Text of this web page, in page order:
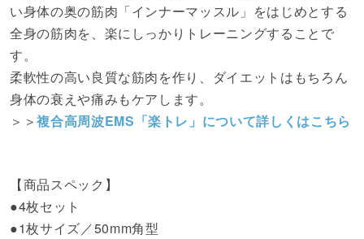
い身体の奥の筋肉「インナーマッスル」をはじめとする
全身の筋肉を、楽にしっかりトレーニングすることで
す。
柔軟性の高い良質な筋肉を作り、ダイエットはもちろん
身体の衰えや痛みもケアします。
＞＞複合高周波EMS「楽トレ」について詳しくはこちら
【商品スペック】
●4枚セット
●1枚サイズ／50mm角型